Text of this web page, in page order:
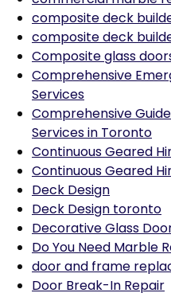
composite deck
composite deck
Composite glass
Comprehensive
Services
Comprehensive
Services in Toronto
Continuous Geared
Continuous Geared
Deck Design
Deck Design toronto
Decorative Glass
Do You Need Marble
door and frame
Door Break-In Repair